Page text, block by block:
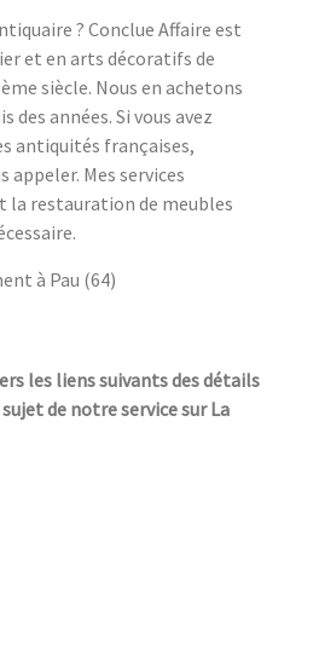
? Conclue Affaire est
et en arts décoratifs de
siècle. Nous en achetons
des années. Si vous avez
antiquités françaises,
appeler. Mes services
la restauration de meubles
à Pau (64)
les liens suivants des détails
de notre service sur La